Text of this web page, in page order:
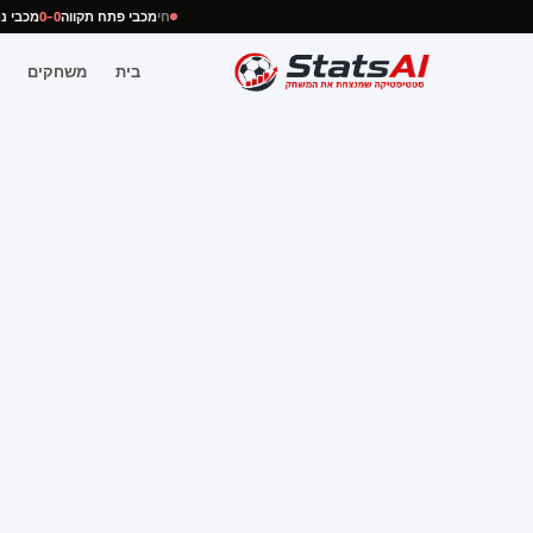
חימכבי פתח תקווה0–0
בית משחקים